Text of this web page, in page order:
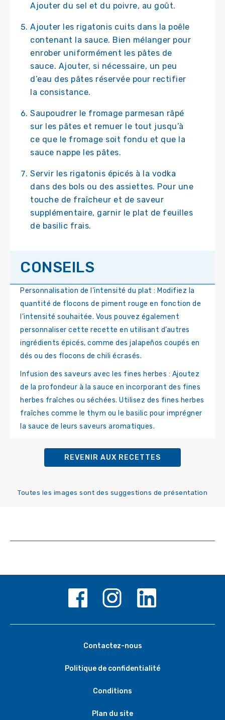
Ajouter du sel et du poivre, au goût.
Ajouter les rigatonis cuits dans la poêle
contenant la sauce. Bien mélanger pour
enrober uniformément les pâtes de
sauce. Ajouter, si nécessaire, un peu
d’eau des pâtes réservée pour rectifier
la consistance.
Saupoudrer le fromage parmesan râpé
sur les pâtes et remuer le tout jusqu’à
ce que le fromage soit fondu et que la
sauce nappe les pâtes.
Servir les rigatonis épicés à la vodka
dans des bols ou des assiettes. Pour une
touche de fraîcheur et de saveur
supplémentaire, garnir le plat de feuilles
de basilic frais.
CONSEILS
Personnalisation de l’intensité du plat : Modifiez la
quantité de flocons de piment rouge en fonction de
l’intensité souhaitée. Vous pouvez également
personnaliser cette recette en utilisant d’autres
ingrédients épicés, comme des jalapeños coupés en
dés ou des flocons de chili écrasés.
Infusion des saveurs avec les fines herbes : Ajoutez
de la profondeur à la sauce en incorporant des fines
herbes fraîches ou séchées. Utilisez des fines herbes
fraîches comme le thym ou le basilic pour imprégner
la sauce de leurs saveurs aromatiques.
REVENIR AUX RECETTES
Toutes les images sont des suggestions de présentation
Contactez-nous
Politique de confidentialité
Conditions
Plan du site